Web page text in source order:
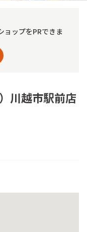
ョップをPRできま
川越市駅前店